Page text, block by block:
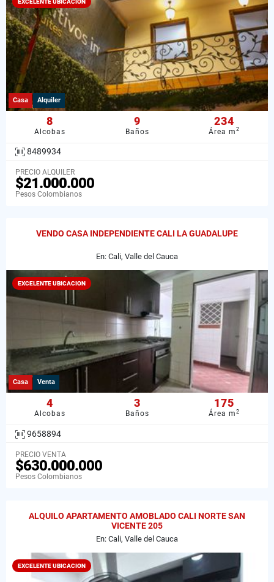
Casa Alquiler
8
Alcobas
9
Baños
234
Área m2
8489934
PRECIO ALQUILER
$21.000.000
Pesos Colombianos
VENDO CASA INDEPENDIENTE CALI LA GUADALUPE
En: Cali, Valle del Cauca
EXCELENTE UBICACION
Casa Venta
4
Alcobas
3
Baños
175
Área m2
9658894
PRECIO VENTA
$630.000.000
Pesos Colombianos
ALQUILO APARTAMENTO AMOBLADO CALI NORTE SAN
VICENTE 205
En: Cali, Valle del Cauca
EXCELENTE UBICACION